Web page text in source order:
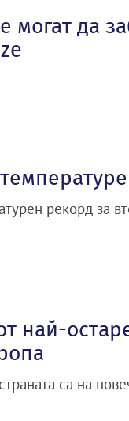
могат да
рекорд за
най-
са на